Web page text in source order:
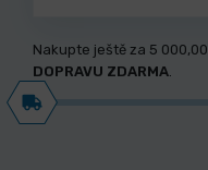
Nakupte ještě za 5
DOPRAVU ZDARMA.